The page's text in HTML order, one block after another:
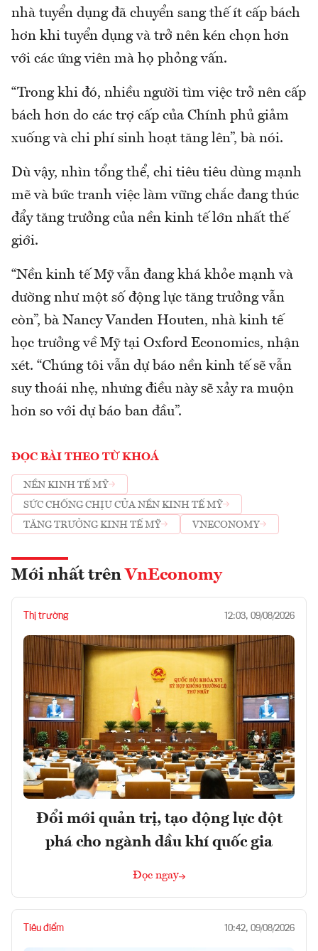
nhà tuyển dụng đã chuyển sang thế ít cấp bách
hơn khi tuyển dụng và trở nên kén chọn hơn
với các ứng viên mà họ phỏng vấn.
“Trong khi đó, nhiều người tìm việc trở nên cấp
bách hơn do các trợ cấp của Chính phủ giảm
xuống và chi phí sinh hoạt tăng lên”, bà nói.
Dù vậy, nhìn tổng thể, chi tiêu tiêu dùng mạnh
mẽ và bức tranh việc làm vững chắc đang thúc
đẩy tăng trưởng của nền kinh tế lớn nhất thế
giới.
“Nền kinh tế Mỹ vẫn đang khá khỏe mạnh và
dường như một số động lực tăng trưởng vẫn
còn”, bà Nancy Vanden Houten, nhà kinh tế
học trưởng về Mỹ tại Oxford Economics, nhận
xét. “Chúng tôi vẫn dự báo nền kinh tế sẽ vẫn
suy thoái nhẹ, nhưng điều này sẽ xảy ra muộn
hơn so với dự báo ban đầu”.
ĐỌC BÀI THEO TỪ KHOÁ
NỀN KINH TẾ MỸ
SỨC CHỐNG CHỊU CỦA NỀN KINH TẾ MỸ
TĂNG TRƯỞNG KINH TẾ MỸ
VNECONOMY
Mới nhất trên VnEconomy
Thị trường 12:03, 09/08/2026
Đổi mới quản trị, tạo động lực đột
phá cho ngành dầu khí quốc gia
Đọc ngay
Tiêu điểm 10:42, 09/08/2026